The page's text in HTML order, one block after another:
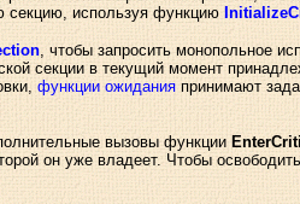
секцию, используя функцию
, чтобы запросить монопольное
секции в текущий момент
функции ожидания принимают
вызовы функции
он уже владеет. Чтобы